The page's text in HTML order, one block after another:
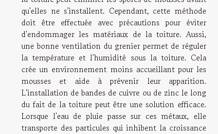
qu'elles ne s'installent. Cependant, cette méthode
doit être effectuée avec précautions pour éviter
d'endommager les matériaux de la toiture. Aussi,
une bonne ventilation du grenier permet de réguler
la température et l'humidité sous la toiture. Cela
crée un environnement moins accueillant pour les
mousses et aide à prévenir leur apparition.
L'installation de bandes de cuivre ou de zinc le long
du fait de la toiture peut être une solution efficace.
Lorsque l'eau de pluie passe sur ces métaux, elle
transporte des particules qui inhibent la croissance